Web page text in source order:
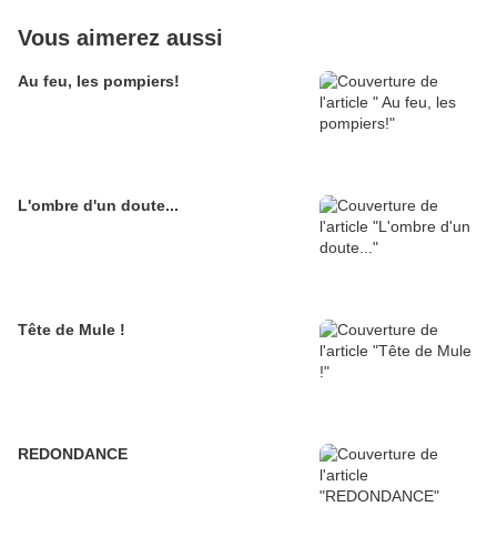
Vous aimerez aussi
Au feu, les pompiers!
L'ombre d'un doute...
Tête de Mule !
REDONDANCE